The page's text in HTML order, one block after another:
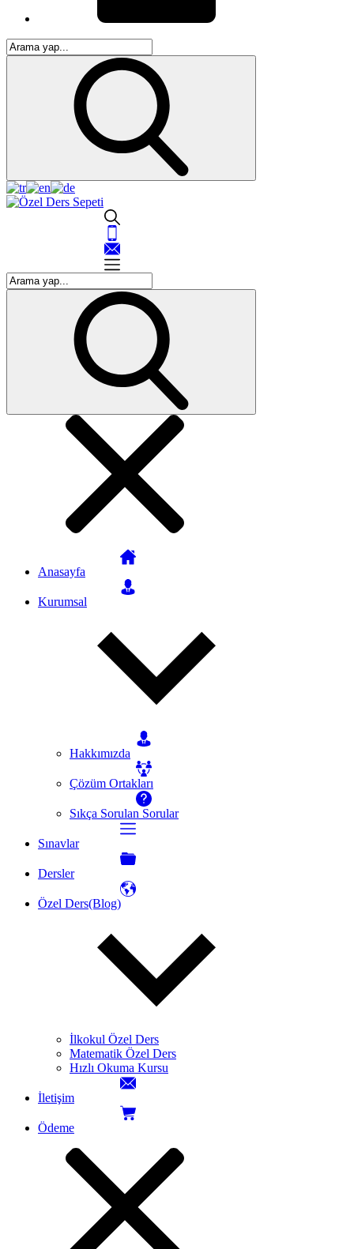
Anasayfa
Kurumsal
Hakkımızda
Çözüm Ortakları
Sıkça Sorulan Sorular
Sınavlar
Dersler
Özel Ders(Blog)
İlkokul Özel Ders
Matematik Özel Ders
Hızlı Okuma Kursu
İletişim
Ödeme